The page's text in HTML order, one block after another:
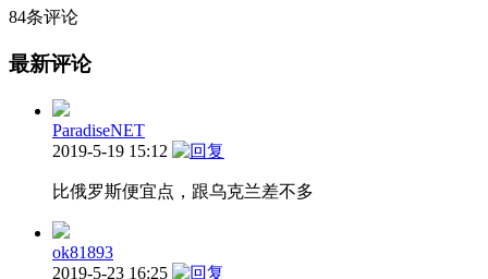
84条评论
最新评论
ParadiseNET
2019-5-19 15:12
比俄罗斯便宜点，跟乌克兰差不多
ok81893
2019-5-23 16:25